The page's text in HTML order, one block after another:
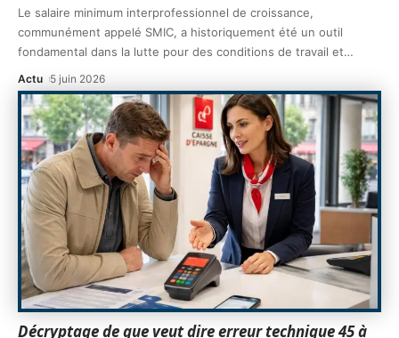
Le salaire minimum interprofessionnel de croissance,
communément appelé SMIC, a historiquement été un outil
fondamental dans la lutte pour des conditions de travail et…
Actu 5 juin 2026
Décryptage de que veut dire erreur technique 45 à